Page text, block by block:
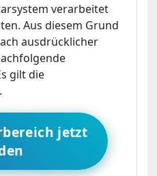
verarbeitet
Aus diesem Grund
ausdrücklicher
gilt die
.
jetzt